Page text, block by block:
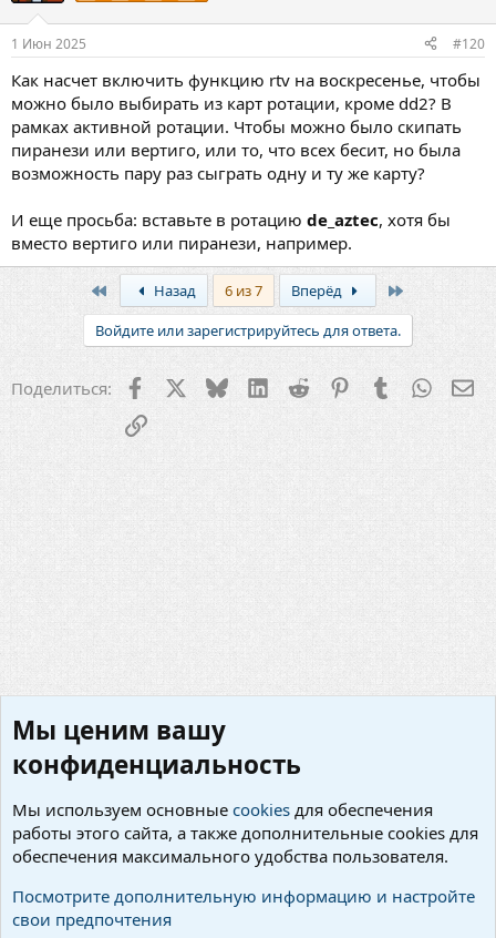
1 Июн 2025 #120
Как насчет включить функцию rtv на воскресенье, чтобы
можно было выбирать из карт ротации, кроме dd2? В
рамках активной ротации. Чтобы можно было скипать
пиранези или вертиго, или то, что всех бесит, но была
возможность пару раз сыграть одну и ту же карту?
И еще просьба: вставьте в ротацию de_aztec, хотя бы
вместо вертиго или пиранези, например.
First Назад 6 из 7 Вперёд
Войдите или зарегистрируйтесь для ответа.
Поделиться: Facebook BlueskyLinkedIn
Reddit PinterestTumblr
Ссылка
Предложения по улучшению серверов
Cookies
Русский (RU)
Условия и правила
Политика конфиденциальности
Мы ценим вашу
конфиденциальность
Мы используем основные cookies для обеспечения
работы этого сайта, а также дополнительные cookies для
обеспечения максимального удобства пользователя.
Посмотрите дополнительную информацию и настройте
свои предпочтения